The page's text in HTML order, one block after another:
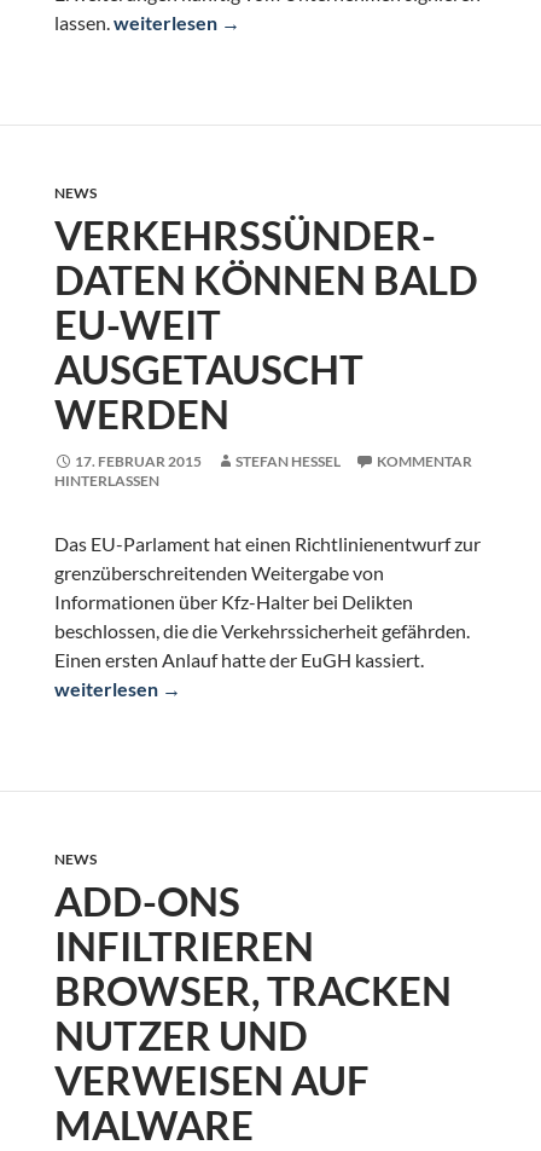
lassen.Firefox: Zwangssignierung von Add-ons
weiterlesen →
NEWS
VERKEHRSSÜNDER-
DATEN KÖNNEN BALD
EU-WEIT
AUSGETAUSCHT
WERDEN
17. FEBRUAR 2015 STEFAN HESSEL
KOMMENTAR
HINTERLASSEN
Das EU-Parlament hat einen Richtlinienentwurf zur
grenzüberschreitenden Weitergabe von
Informationen über Kfz-Halter bei Delikten
beschlossen, die die Verkehrssicherheit gefährden.
Einen ersten Anlauf hatte der EuGH kassiert.
Verkehrssünder-Daten können bald EU-weit
weiterlesen →
NEWS
ADD-ONS
INFILTRIEREN
BROWSER, TRACKEN
NUTZER UND
VERWEISEN AUF
MALWARE